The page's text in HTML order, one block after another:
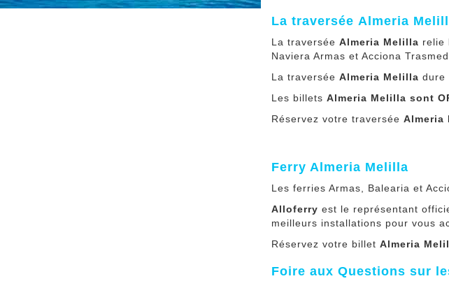
La traversée Almeria
La traverséeAlmeria Melilla relie
Naviera Armas et Acciona
La traverséeAlmeria Melilla dure
Les billetsAlmeria Melilla sont
Réservez votre traverséeAlmeria
Ferry Almeria Melilla
Les ferries Armas, Balearia et
Alloferry est le représentant
meilleurs installations pour vous
Réservez votre billetAlmeria
Foire aux Questions sur